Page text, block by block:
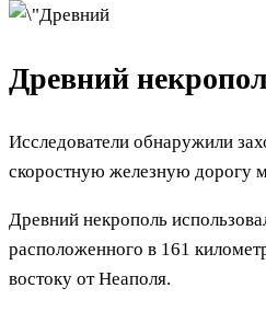
Древний
Исследователи обнаружили
скоростную железную дорогу
Древний некрополь
расположенного в 161
востоку от Неаполя.